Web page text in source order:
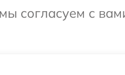
согласуем с